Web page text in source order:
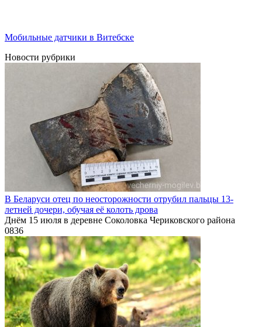
Мобильные датчики в Витебске
Новости рубрики
В Беларуси отец по неосторожности отрубил пальцы 13-
летней дочери, обучая её колоть дрова
Днём 15 июля в деревне Соколовка Чериковского района
0836